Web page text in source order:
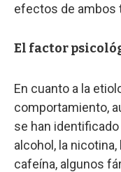
efectos de ambos
El factor
En cuanto a la
comportamiento,
se han
alcohol, la
cafeína, algunos